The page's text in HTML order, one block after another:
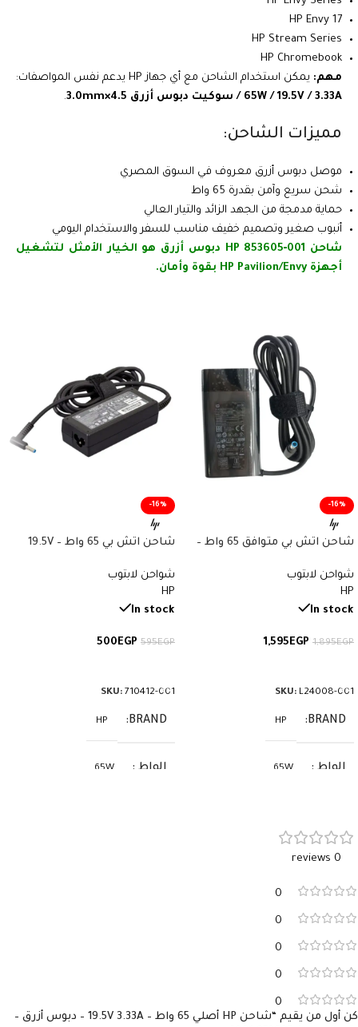
HP Envy 17
HP Stream Series
HP Chromebook
مهم: يمكن استخدام الشاحن مع أي جهاز HP يدعم نفس المواصفات:
65W / 19.5V / 3.33A / سوكيت دبوس أزرق 4.5×3.0mm
.
مميزات الشاحن:
موصل دبوس أزرق معروف في السوق المصري
شحن سريع وآمن بقدرة 65 واط
حماية مدمجة من الجهد الزائد والتيار العالي
أنبوب صغير وتصميم خفيف مناسب للسفر والاستخدام اليومي
شاحن HP 853605‑001 دبوس أزرق هو الخيار الأمثل لتشغيل
أجهزة HP Pavilion/Envy بقوة وأمان.
-16%
شاحن اتش بي متوافق 65 واط –
القطعة L24008-001
شواحن لابتوب
HP
In stock
1,895EGP
1,595EGP
SKU: L24008-001
BRAND
HP
الواط 65W
الأمبير
-16%
شاحن اتش بي 65 واط – 19.5V
001
شواحن لابتوب
HP
In stock
595EGP
500EGP
SKU: 710412-001
BRAND
HP
الواط 65W
0 reviews
0
0
0
0
0
كن أول من يقيم “شاحن HP أصلي 65 واط – 19.5V 3.33A – دبوس أزرق –